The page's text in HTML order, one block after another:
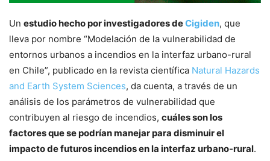
Un estudio hecho por investigadores deCigiden, que
lleva por nombre “Modelación de la vulnerabilidad de
entornos urbanos a incendios en la interfaz urbano-rural
en Chile”, publicado en la revista científica Natural Hazards
and Earth System Sciences, da cuenta, a través de un
análisis de los parámetros de vulnerabilidad que
contribuyen al riesgo de incendios, cuáles son los
factores que se podrían manejar para disminuir el
impacto de futuros incendios en la interfaz urbano-rural.